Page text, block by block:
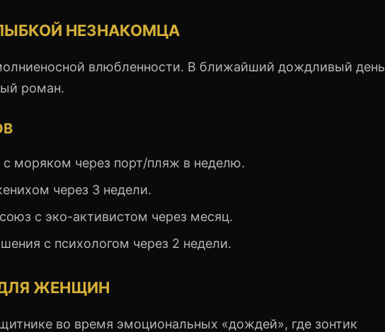
НЕЗНАКОМЦА
влюбленности. В ближайший дождливый день
роман.
моряком через порт/пляж в неделю.
через 3 недели.
с эко-активистом через месяц.
с психологом через 2 недели.
ЖЕНЩИН
во время эмоциональных «дождей», где зонтик